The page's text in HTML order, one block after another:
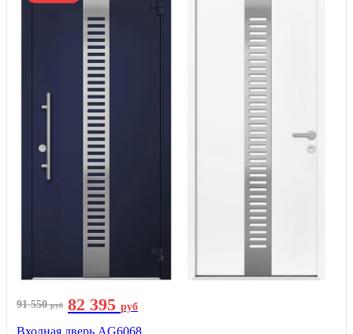
91 550руб 82 395 руб